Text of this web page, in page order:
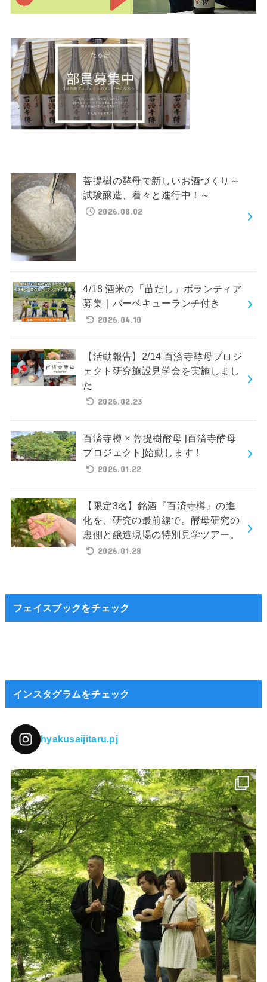
菩提樹の酵母で新しいお酒づくり～
試験醸造、着々と進行中！～
2026.08.02
4/18 酒米の「苗だし」ボランティア
募集｜バーベキューランチ付き
2026.04.10
【活動報告】2/14 百済寺酵母プロジ
ェクト研究施設見学会を実施しまし
た
2026.02.23
百済寺樽 × 菩提樹酵母 [百済寺酵母
プロジェクト]始動します！
2026.01.22
【限定3名】銘酒『百済寺樽』の進
化を、研究の最前線で。酵母研究の
裏側と醸造現場の特別見学ツアー。
2026.01.28
フェイスブックをチェック
インスタグラムをチェック
hyakusaijitaru.pj